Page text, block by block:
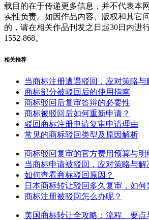
载目的在于传递更多信息，并不代表本
实性负责。如因作品内容、版权和其它
的，请在相关作品刊发之日起30日内进
1552-868。
相关推荐
当商标注册遭遇驳回，应对策略与
商标部分被驳回后的使用指南
商标驳回后复审答辩的必要性
商标被驳回后如何重新申请？
驳回商标注册申请复审申请理由
常见的商标驳回类型及原因解析
商标驳回复审的官方费用预算与明
当商标申请被驳回，应对策略与解
如何查看商标驳回原因？
日本商标转让驳回多久复审，如何
商标注册被驳回怎么办呢？
美国商标转让全攻略：流程、要点